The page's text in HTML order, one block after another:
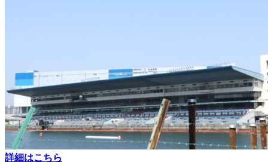
詳細はこちら